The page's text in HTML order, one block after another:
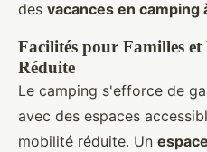
des vacances en camping
Facilités pour Familles
Réduite
Le camping s'efforce de
avec des espaces
mobilité réduite. Un